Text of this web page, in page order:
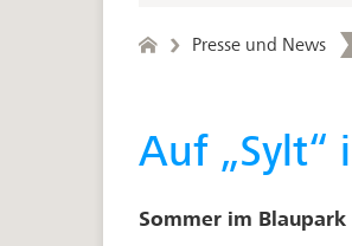
Presse und News
Auf „Sylt“
Sommer im